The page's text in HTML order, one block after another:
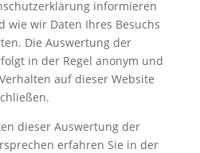
informieren
wie wir Daten Ihres Besuchs
Die Auswertung der
in der Regel anonym und
auf dieser Website
dieser Auswertung der
erfahren Sie in der